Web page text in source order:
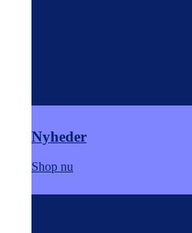
Nyheder
Shop nu